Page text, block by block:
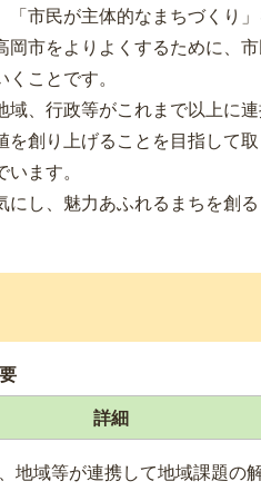
「市民が主体的なまちづくり」
岡市をよりよくするために、
ことです。
、行政等がこれまで以上に
創り上げることを目指して
ます。
し、魅力あふれるまちを創
詳細
地域等が連携して地域課題の